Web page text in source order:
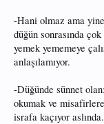
-Hani olmaz ama
düğün sonrasında
yemek yememeye
anlaşılamıyor.
-Düğünde sünnet
okumak ve
israfa kaçıyor aslında.